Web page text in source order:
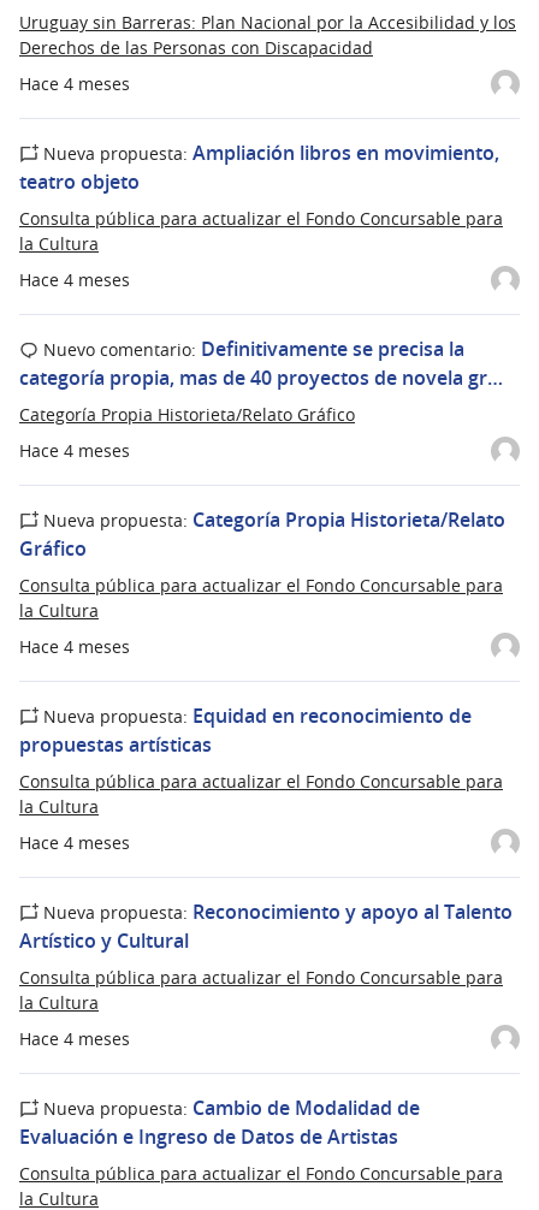
Hace 4 meses
Uruguay sin Barreras: Plan Nacional por la Accesibilidad y los
Derechos de las Personas con Discapacidad
Hace 4 meses
Nueva propuesta: Ampliación libros en movimiento,
teatro objeto
Consulta pública para actualizar el Fondo Concursable para
la Cultura
Hace 4 meses
Nuevo comentario: Definitivamente se precisa la
categoría propia, mas de 40 proyectos de novela gr…
Categoría Propia Historieta/Relato Gráfico
Hace 4 meses
Nueva propuesta: Categoría Propia Historieta/Relato
Gráfico
Consulta pública para actualizar el Fondo Concursable para
la Cultura
Hace 4 meses
Nueva propuesta: Equidad en reconocimiento de
propuestas artísticas
Consulta pública para actualizar el Fondo Concursable para
la Cultura
Hace 4 meses
Nueva propuesta: Reconocimiento y apoyo al Talento
Artístico y Cultural
Consulta pública para actualizar el Fondo Concursable para
la Cultura
Nueva propuesta: Cambio de Modalidad de
Evaluación e Ingreso de Datos de Artistas
Consulta pública para actualizar el Fondo Concursable para
la Cultura